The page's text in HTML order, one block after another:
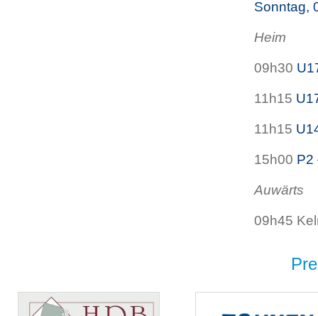
Sonntag,
Heim
09h30
11h15
11h15
15h00 P2
Auwärts
09h45